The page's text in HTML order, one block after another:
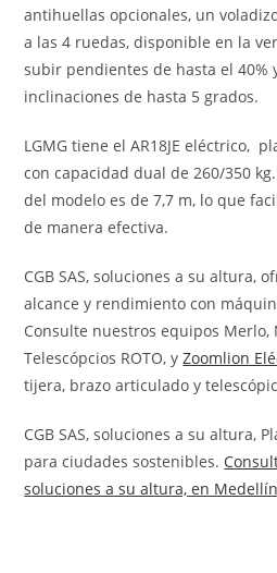
antihuellas opcionales, un
a las 4 ruedas, disponible en la
subir pendientes de hasta el 40%
inclinaciones de hasta 5 grados.
LGMG tiene el AR18JE eléctrico,
con capacidad dual de 260/350
del modelo es de 7,7 m, lo que
de manera efectiva.
CGB SAS, soluciones a su altura,
alcance y rendimiento con
Consulte nuestros equipos Merlo,
Telescópcios ROTO, yZoomlion
tijera, brazo articulado y
CGB SAS, soluciones a su altura,
para ciudades sostenibles.
soluciones a su altura, en